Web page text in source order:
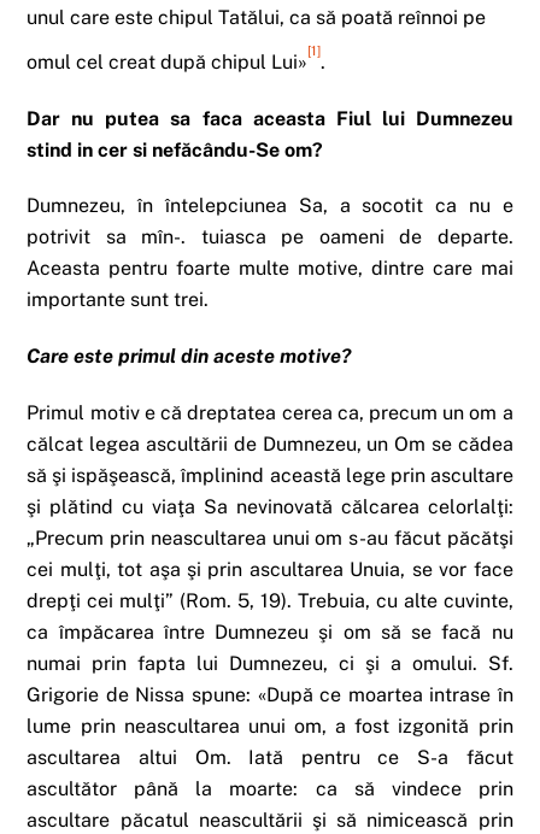
unul care este chipul Tatălui, ca să poată reînnoi pe
omul cel creat după chipul Lui»
[1]
.
Dar nu putea sa faca aceasta Fiul lui Dumnezeu
stind in cer si nefăcându-Se om?
Dumnezeu, în întelepciunea Sa, a socotit ca nu e
potrivit sa mîn-. tuiasca pe oameni de departe.
Aceasta pentru foarte multe motive, dintre care mai
importante sunt trei.
Care este primul din aceste motive?
Primul motiv e că dreptatea cerea ca, precum un om a
călcat legea ascultării de Dumnezeu, un Om se cădea
să şi ispăşească, împlinind această lege prin ascultare
şi plătind cu viaţa Sa nevinovată călcarea celorlalţi:
„Precum prin neascultarea unui om s-au făcut păcătşi
cei mulţi, tot aşa şi prin ascultarea Unuia, se vor face
drepţi cei mulţi” (Rom. 5, 19). Trebuia, cu alte cuvinte,
ca împăcarea între Dumnezeu şi om să se facă nu
numai prin fapta lui Dumnezeu, ci şi a omului. Sf.
Grigorie de Nissa spune: «După ce moartea intrase în
lume prin neascultarea unui om, a fost izgonită prin
ascultarea altui Om. Iată pentru ce S-a făcut
ascultător până la moarte: ca să vindece prin
ascultare păcatul neascultării şi să nimicească prin